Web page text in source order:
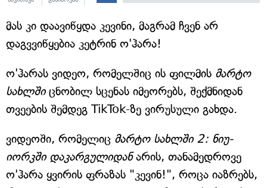
მას კი დაავიწყდა კევინი, მაგრამ ჩვენ არ
დაგვვიწყებია კეტრინ ო'ჰარა!
ო'ჰარას ვიდეო, რომელშიც ის ფილმის მარტო
სახლშიცნობილ სცენას იმეორებს, შექმნიდან
თვეების შემდეგ TikTok-ზე ვირუსული გახდა.
ვიდეოში, რომელიც მარტო სახლში 2: ნიუ-
იორკში დაკარგულიდანარის, თანამედროვე
ო'ჰარა ყვირის ფრაზას "კევინ!", როცა იაზრებს,